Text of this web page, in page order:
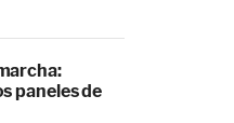
paneles de